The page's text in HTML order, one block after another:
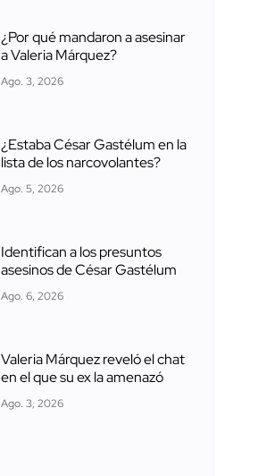
¿Por qué mandaron a asesinar
a Valeria Márquez?
Ago. 3, 2026
¿Estaba César Gastélum en la
lista de los narcovolantes?
Ago. 5, 2026
Identifican a los presuntos
asesinos de César Gastélum
Ago. 6, 2026
Valeria Márquez reveló el chat
en el que su ex la amenazó
Ago. 3, 2026